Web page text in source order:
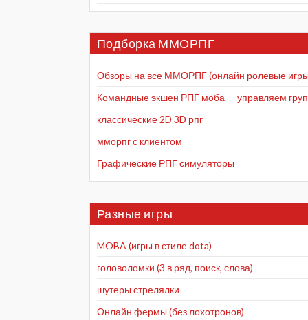
Подборка ММОРПГ
Обзоры на все ММОРПГ (онлайн ролевые
Командные экшен РПГ моба — управляем
классические 2D 3D рпг
мморпг с клиентом
Графические РПГ симуляторы
Разные игры
MOBA (игры в стиле dota)
головоломки (3 в ряд, поиск, слова)
шутеры стрелялки
Онлайн фермы (без лохотронов)